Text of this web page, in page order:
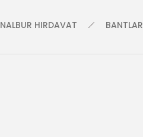
NALBUR HIRDAVAT BANTLAR